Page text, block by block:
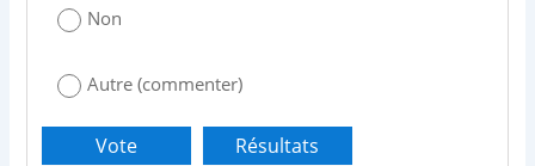
Non
Autre (commenter)